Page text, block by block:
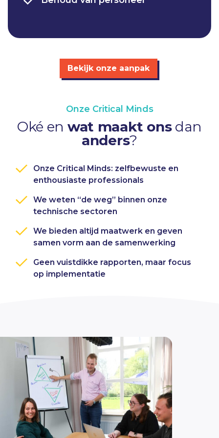
Bekijk onze aanpak
Onze Critical Minds
Oké en wat maakt onsdan
anders?
Onze Critical Minds: zelfbewuste en
enthousiaste professionals
We weten “de weg” binnen onze
technische sectoren
We bieden altijd maatwerk en geven
samen vorm aan de samenwerking
Geen vuistdikke rapporten, maar focus
op implementatie